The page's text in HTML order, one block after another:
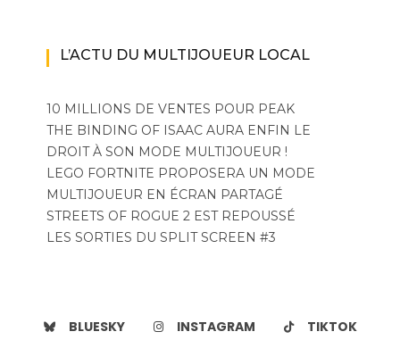
L’ACTU DU MULTIJOUEUR LOCAL
10 MILLIONS DE VENTES POUR PEAK
THE BINDING OF ISAAC AURA ENFIN LE
DROIT À SON MODE MULTIJOUEUR !
LEGO FORTNITE PROPOSERA UN MODE
MULTIJOUEUR EN ÉCRAN PARTAGÉ
STREETS OF ROGUE 2 EST REPOUSSÉ
LES SORTIES DU SPLIT SCREEN #3
BLUESKY INSTAGRAM TIKTOK